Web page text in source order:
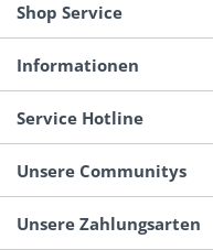
Shop Service
Informationen
Service Hotline
Unsere Communitys
Unsere Zahlungsarten